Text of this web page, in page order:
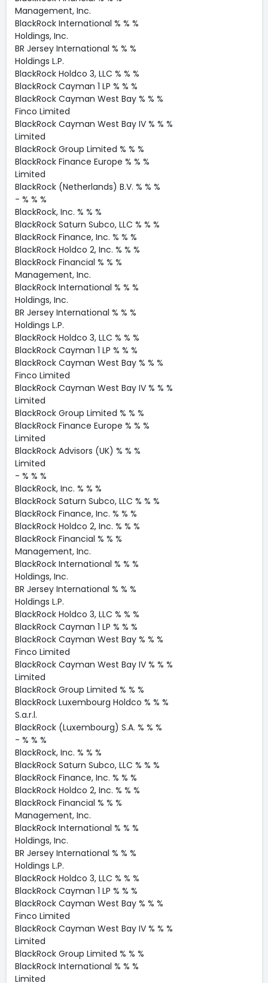
Management, Inc.
BlackRock International % % %
Holdings, Inc.
BR Jersey International % % %
Holdings L.P.
BlackRock Holdco 3, LLC % % %
BlackRock Cayman 1 LP % % %
BlackRock Cayman West Bay % % %
Finco Limited
BlackRock Cayman West Bay IV % % %
Limited
BlackRock Group Limited % % %
BlackRock Finance Europe % % %
Limited
BlackRock (Netherlands) B.V. % % %
- % % %
BlackRock, Inc. % % %
BlackRock Saturn Subco, LLC % % %
BlackRock Finance, Inc. % % %
BlackRock Holdco 2, Inc. % % %
BlackRock Financial % % %
Management, Inc.
BlackRock International % % %
Holdings, Inc.
BR Jersey International % % %
Holdings L.P.
BlackRock Holdco 3, LLC % % %
BlackRock Cayman 1 LP % % %
BlackRock Cayman West Bay % % %
Finco Limited
BlackRock Cayman West Bay IV % % %
Limited
BlackRock Group Limited % % %
BlackRock Finance Europe % % %
Limited
BlackRock Advisors (UK) % % %
Limited
- % % %
BlackRock, Inc. % % %
BlackRock Saturn Subco, LLC % % %
BlackRock Finance, Inc. % % %
BlackRock Holdco 2, Inc. % % %
BlackRock Financial % % %
Management, Inc.
BlackRock International % % %
Holdings, Inc.
BR Jersey International % % %
Holdings L.P.
BlackRock Holdco 3, LLC % % %
BlackRock Cayman 1 LP % % %
BlackRock Cayman West Bay % % %
Finco Limited
BlackRock Cayman West Bay IV % % %
Limited
BlackRock Group Limited % % %
BlackRock Luxembourg Holdco % % %
S.a.r.l.
BlackRock (Luxembourg) S.A. % % %
- % % %
BlackRock, Inc. % % %
BlackRock Saturn Subco, LLC % % %
BlackRock Finance, Inc. % % %
BlackRock Holdco 2, Inc. % % %
BlackRock Financial % % %
Management, Inc.
BlackRock International % % %
Holdings, Inc.
BR Jersey International % % %
Holdings L.P.
BlackRock Holdco 3, LLC % % %
BlackRock Cayman 1 LP % % %
BlackRock Cayman West Bay % % %
Finco Limited
BlackRock Cayman West Bay IV % % %
Limited
BlackRock Group Limited % % %
BlackRock International % % %
Limited